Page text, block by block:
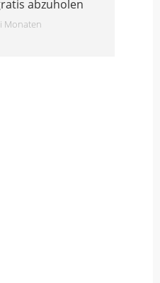
abzuholen
Monaten